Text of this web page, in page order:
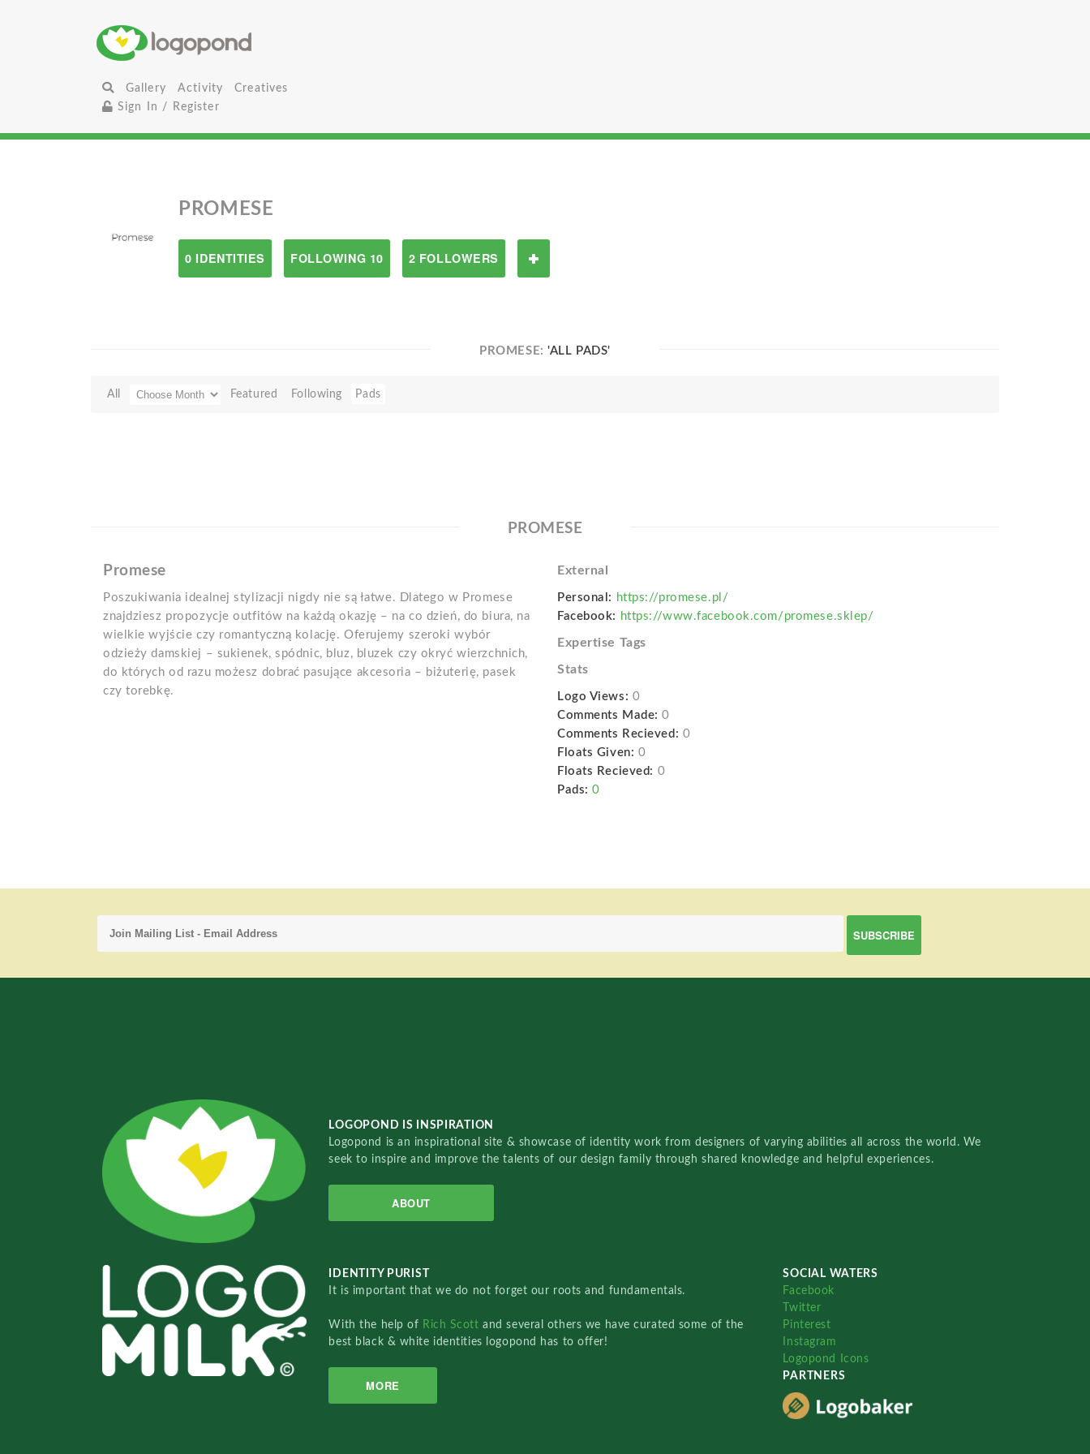
Gallery Activity
Creatives
Sign In / Register
PROMESE
0 IDENTITIES FOLLOWING 10 2 FOLLOWERS
PROMESE:'ALL PADS'
All Featured Following Pads
PROMESE
Promese
Poszukiwania idealnej stylizacji nigdy nie są łatwe. Dlatego w Promese
znajdziesz propozycje outfitów na każdą okazję – na co dzień, do biura, na
wielkie wyjście czy romantyczną kolację. Oferujemy szeroki wybór
odzieży damskiej – sukienek, spódnic, bluz, bluzek czy okryć wierzchnich,
do których od razu możesz dobrać pasujące akcesoria – biżuterię, pasek
czy torebkę.
External
Personal: https://promese.pl/
Facebook: https://www.facebook.com/promese.sklep/
Expertise Tags
Stats
Logo Views: 0
Comments Made: 0
Comments Recieved: 0
Floats Given: 0
Floats Recieved: 0
Pads: 0
LOGOPOND IS INSPIRATION
Logopond is an inspirational site & showcase of identity work from designers of varying abilities all across the world. We
seek to inspire and improve the talents of our design family through shared knowledge and helpful experiences.
ABOUT
IDENTITY PURIST
It is important that we do not forget our roots and fundamentals.
With the help of Rich Scottand several others we have curated some of the
best black & white identities logopond has to offer!
MORE
SOCIAL WATERS
Facebook
Twitter
Pinterest
Instagram
Logopond Icons
PARTNERS